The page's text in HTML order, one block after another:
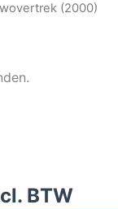
(2000)
BTW